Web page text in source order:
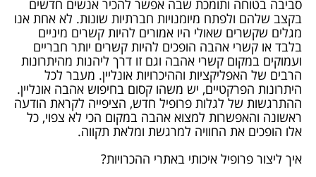
סביבה בטוחה ותומכת שבה אפשר להכיר אנשים חדשים
בקצב שלהם ולפתח מיומנויות חברתיות שונות. לא אחת אנו
מגלים שקשרים שאולי היו אמורים להיות קשרים מיניים
בלבד או קשרי אהבה הופכים להיות קשרים יותר חבריים
ועמוקים במקום קשרי אהבה וגם זו דרך ליהנות מהיתרונות
הרבים של האפליקציות וההיכרויות אונליין. מעבר לכל
היתרונות הפרקטיים, יש משהו קסום בחיפוש אהבה אונליין.
ההתרגשות של לגלות פרופיל חדש, הציפייה לקראת הודעה
ראשונה והאפשרות למצוא אהבה במקום הכי לא צפוי, כל
אלו הופכים את החוויה למרגשת ומלאת תקווה.
איך ליצור פרופיל איכותי באתרי ההכרויות?